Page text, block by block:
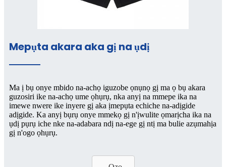
Mepụta akara aka gị na ụdị
Ma ị bụ onye mbido na-achọ iguzobe ọnụnọ gị ma ọ bụ akara
guzosiri ike na-achọ ume ọhụrụ, nka anyị na mmepe ika na
imewe nwere ike inyere gị aka ịmepụta echiche na-adịgide
adịgide. Ka anyị bụrụ onye mmekọ gị n'ịwulite ọmarịcha ika na
ụdị pụrụ iche nke na-adabara ndị na-ege gị ntị ma bulie azụmahịa
gị n'ogo ọhụrụ.